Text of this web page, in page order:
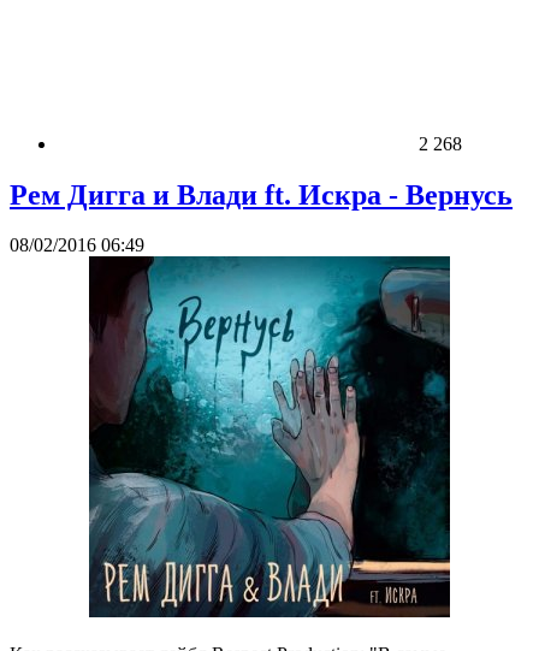
2 268
Рем Дигга и Влади ft. Искра - Вернусь
08/02/2016 06:49